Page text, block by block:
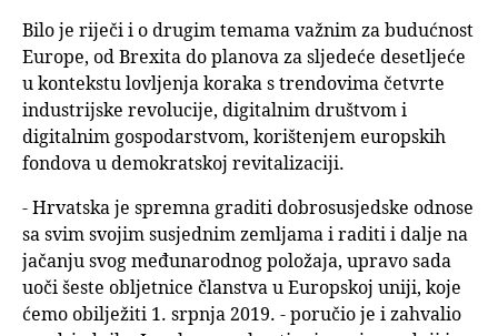
Bilo je riječi i o drugim temama važnim za budućnost
Europe, od Brexita do planova za sljedeće desetljeće
u kontekstu lovljenja koraka s trendovima četvrte
industrijske revolucije, digitalnim društvom i
digitalnim gospodarstvom, korištenjem europskih
fondova u demokratskoj revitalizaciji.
- Hrvatska je spremna graditi dobrosusjedske odnose
sa svim svojim susjednim zemljama i raditi i dalje na
jačanju svog međunarodnog položaja, upravo sada
uoči šeste obljetnice članstva u Europskoj uniji, koje
ćemo obilježiti 1. srpnja 2019. - poručio je i zahvalio